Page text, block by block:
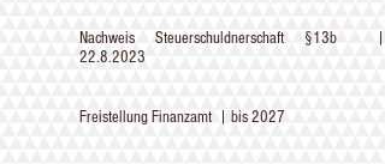
Nachweis Steuerschuldnerschaft §13b |
22.8.2023
Freistellung Finanzamt | bis 2027